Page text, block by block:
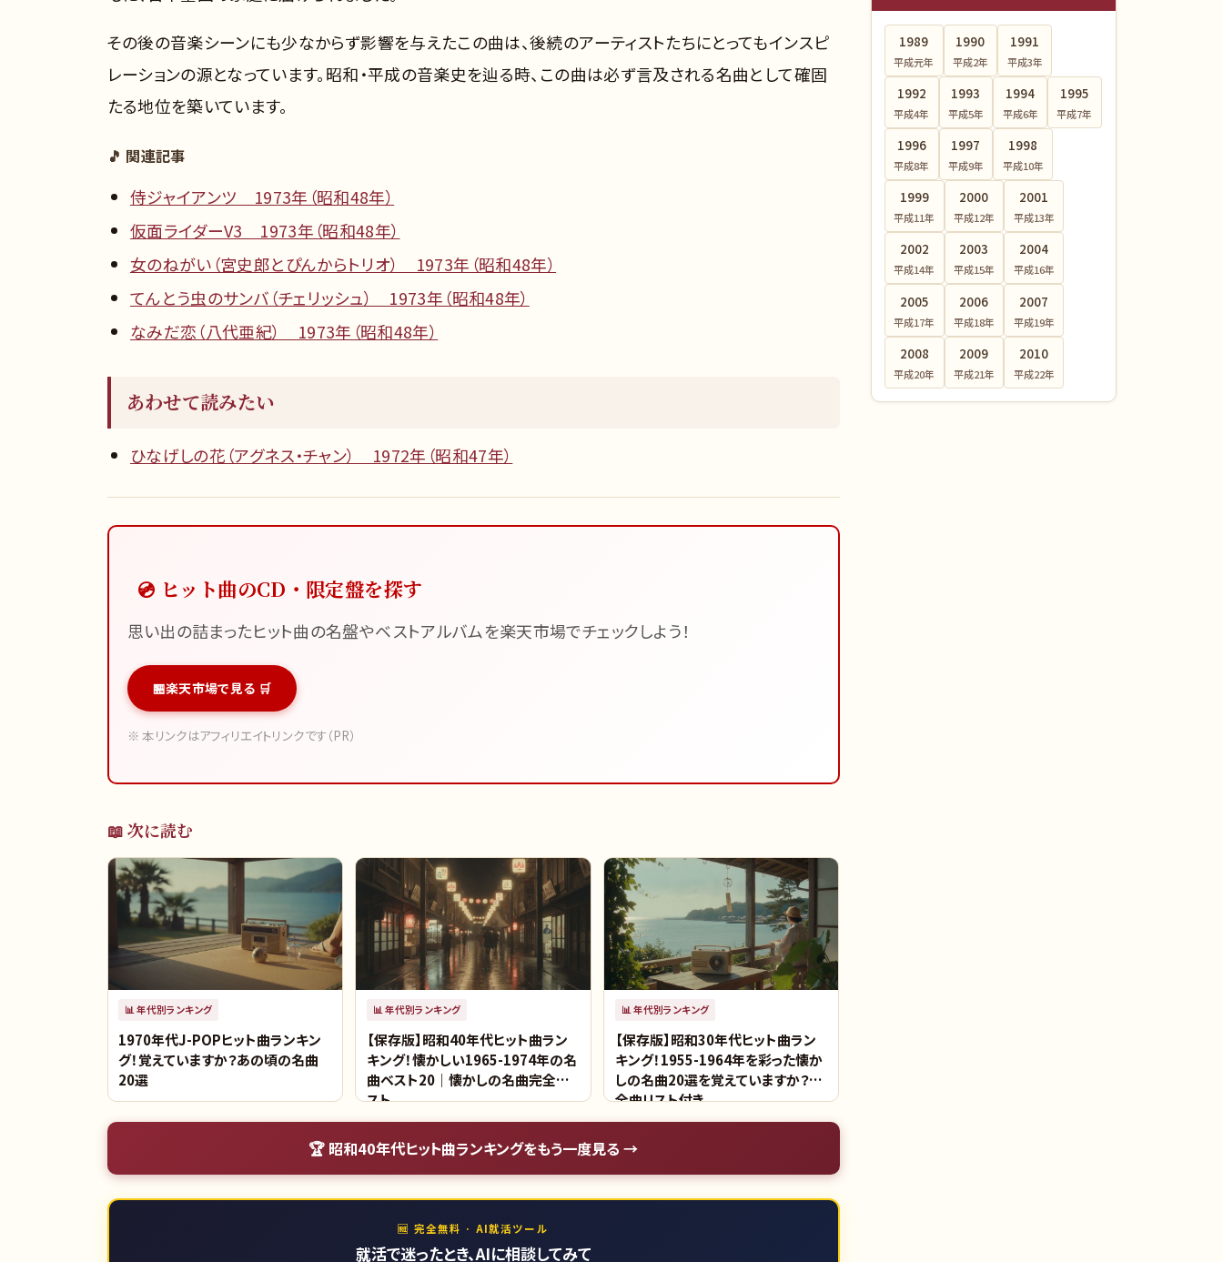
その後の音楽シーンにも少なからず影響を与えたこの曲は、後続のアーティストたちにとってもインスピ
レーションの源となっています。昭和・平成の音楽史を辿る時、この曲は必ず言及される名曲として確固
たる地位を築いています。
🎵 関連記事
侍ジャイアンツ 1973年（昭和48年）
仮面ライダーV3 1973年（昭和48年）
女のねがい（宮史郎とぴんからトリオ） 1973年（昭和48年）
てんとう虫のサンバ（チェリッシュ） 1973年（昭和48年）
なみだ恋（八代亜紀） 1973年（昭和48年）
あわせて読みたい
ひなげしの花（アグネス・チャン） 1972年（昭和47年）
💿 ヒット曲のCD・限定盤を探す
思い出の詰まったヒット曲の名盤やベストアルバムを楽天市場でチェックしよう！
楽天市場で見る 🛒
※ 本リンクはアフィリエイトリンクです（PR）
📖 次に読む
📊年代別ランキング
1970年代J-POPヒット曲ランキン
グ！覚えていますか？あの頃の名曲
20選
📊年代別ランキング
【保存版】昭和40年代ヒット曲ラン
キング！懐かしい1965-1974年の名
曲ベスト20｜懐かしの名曲完全リ
スト
📊年代別ランキング
【保存版】昭和30年代ヒット曲ラン
キング！1955-1964年を彩った懐か
しの名曲20選を覚えていますか？｜
全曲リスト付き
🏆 昭和40年代ヒット曲ランキングをもう一度見る →
🆓 完全無料 · AI就活ツール
就活で迷ったとき、AIに相談してみて
1989
平成元年
1990
平成2年
1991
平成3年
1992
平成4年
1993
平成5年
1994
平成6年
1995
平成7年
1996
平成8年
1997
平成9年
1998
平成10年
1999
平成11年
2000
平成12年
2001
平成13年
2002
平成14年
2003
平成15年
2004
平成16年
2005
平成17年
2006
平成18年
2007
平成19年
2008
平成20年
2009
平成21年
2010
平成22年